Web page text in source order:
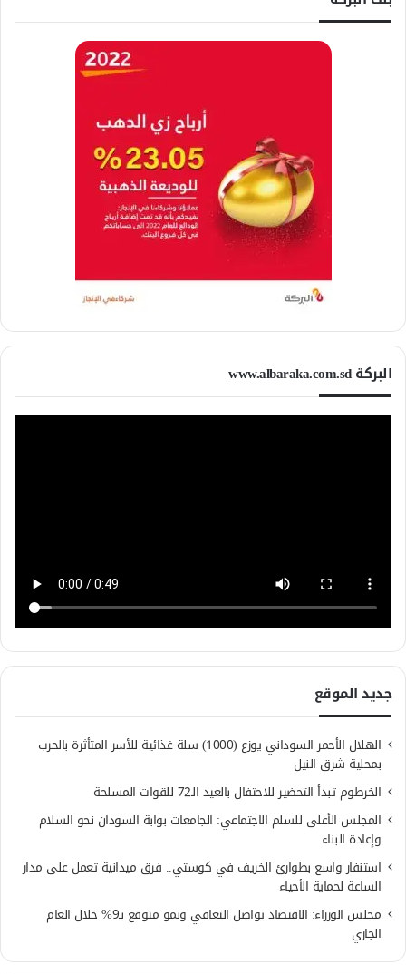
البركة www.albaraka.com.sd
جديد الموقع
الهلال الأحمر السوداني يوزع (1000) سلة غذائية للأسر المتأثرة بالحرب
بمحلية شرق النيل
الخرطوم تبدأ التحضير للاحتفال بالعيد الـ72 للقوات المسلحة
المجلس الأعلى للسلم الاجتماعي: الجامعات بوابة السودان نحو السلام
وإعادة البناء
استنفار واسع بطوارئ الخريف في كوستي.. فرق ميدانية تعمل على مدار
الساعة لحماية الأحياء
مجلس الوزراء: الاقتصاد يواصل التعافي ونمو متوقع بـ9% خلال العام
الجاري